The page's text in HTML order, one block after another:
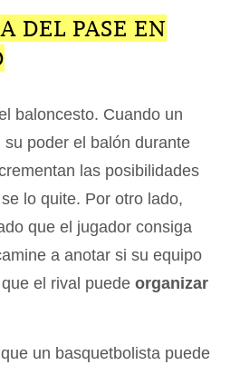
DEL PASE EN
baloncesto. Cuando un
poder el balón durante
las posibilidades
lo quite. Por otro lado,
que el jugador consiga
a anotar si su equipo
el rival puede organizar
un basquetbolista puede